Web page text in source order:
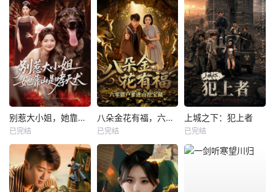
别惹大小姐，她靠山是哮天犬
已完结
八朵金花有福，六零猎户爹进山挖宝藏
已完结
上城之下：犯上者
已完结